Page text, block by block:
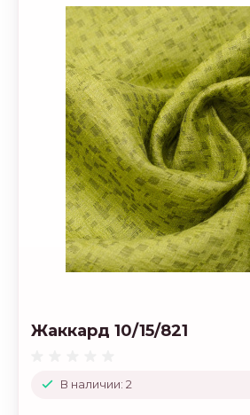
В наличии: 2
Жаккард 10/15/821